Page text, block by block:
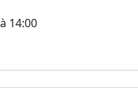
14:00